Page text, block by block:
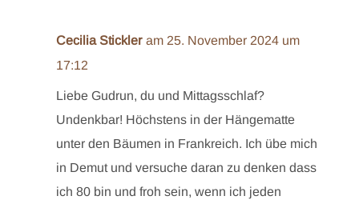
Cecilia Stickler am 25. November 2024 um
17:12
Liebe Gudrun, du und Mittagsschlaf?
Undenkbar! Höchstens in der Hängematte
unter den Bäumen in Frankreich. Ich übe mich
in Demut und versuche daran zu denken dass
ich 80 bin und froh sein, wenn ich jeden